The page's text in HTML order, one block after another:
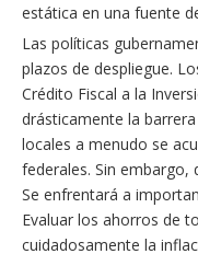
estática en una fuente
Las políticas
plazos de despliegue.
Crédito Fiscal a la
drásticamente la
locales a menudo se
federales. Sin embargo,
Se enfrentará a
Evaluar los ahorros de
cuidadosamente la